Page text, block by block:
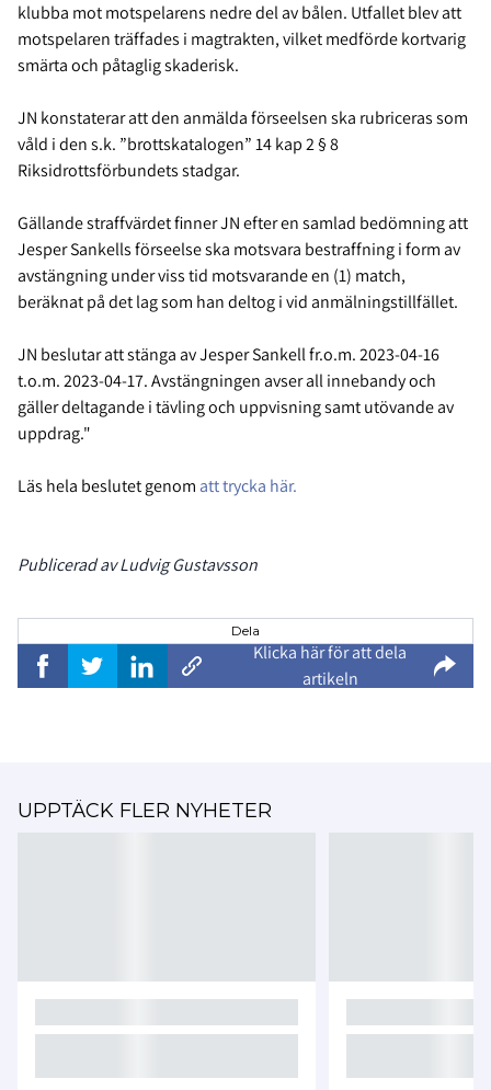
klubba mot motspelarens nedre del av bålen. Utfallet blev att
motspelaren träffades i magtrakten, vilket medförde kortvarig
smärta och påtaglig skaderisk.
JN konstaterar att den anmälda förseelsen ska rubriceras som
våld i den s.k. ”brottskatalogen” 14 kap 2 § 8
Riksidrottsförbundets stadgar.
Gällande straffvärdet finner JN efter en samlad bedömning att
Jesper Sankells förseelse ska motsvara bestraffning i form av
avstängning under viss tid motsvarande en (1) match,
beräknat på det lag som han deltog i vid anmälningstillfället.
JN beslutar att stänga av Jesper Sankell fr.o.m. 2023-04-16
t.o.m. 2023-04-17. Avstängningen avser all innebandy och
gäller deltagande i tävling och uppvisning samt utövande av
uppdrag."
Läs hela beslutet genom att trycka här.
Publicerad av Ludvig Gustavsson
Dela
Klicka här för att dela
artikeln
UPPTÄCK FLER NYHETER